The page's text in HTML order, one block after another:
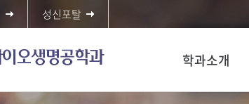
성신포탈
학과소개